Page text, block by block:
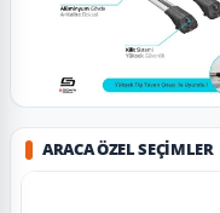
ARACA ÖZEL SEÇIMLER